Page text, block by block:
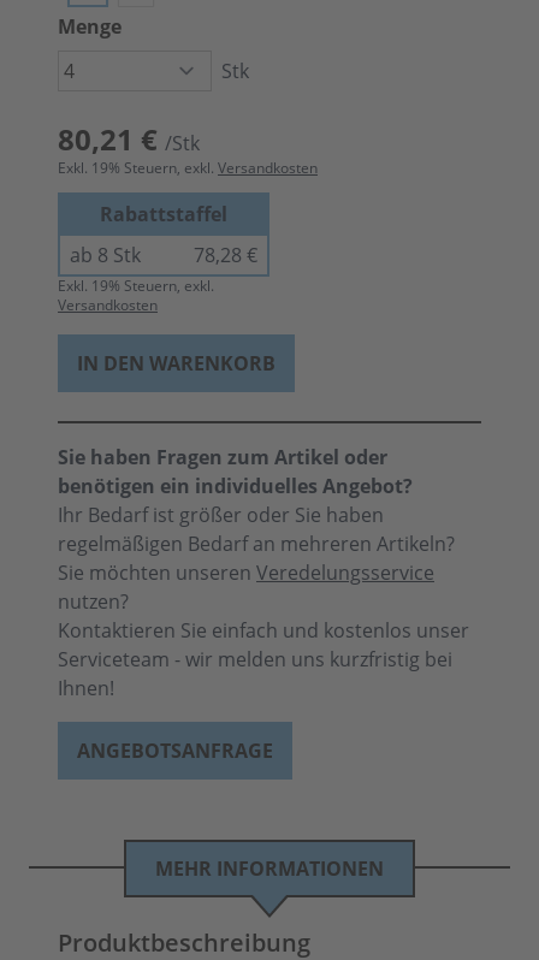
Menge
Stk
80,21 € /Stk
Exkl. 19% Steuern, exkl. Versandkosten
Rabattstaffel
ab 8 Stk
78,28 €
Exkl. 19% Steuern, exkl.
Versandkosten
IN DEN WARENKORB
Sie haben Fragen zum Artikel oder
benötigen ein individuelles Angebot?
Ihr Bedarf ist größer oder Sie haben
regelmäßigen Bedarf an mehreren Artikeln?
Sie möchten unseren Veredelungsservice
nutzen?
Kontaktieren Sie einfach und kostenlos unser
Serviceteam - wir melden uns kurzfristig bei
Ihnen!
ANGEBOTSANFRAGE
MEHR INFORMATIONEN
Produktbeschreibung